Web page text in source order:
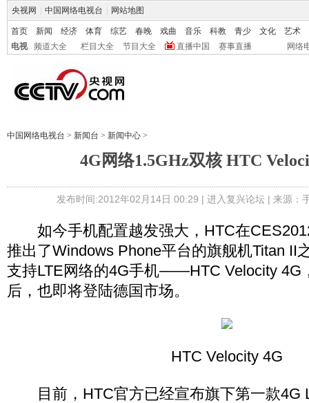
央视网 中国网络电视台 网站地图
首页 新闻 经济 体育 综艺 春晚 戏曲 音乐 科教 青少 文化
艺术
电视
频道大全 栏目大全 节目大全 直播中国 赛事直播 网络
中国网络电视台 > 新闻台 > 新闻中心 >
4G网络1.5GHz双核 HTC
发布时间:2012年02月14日 00:29 | 进入复兴论坛| 来源：
如今手机配置越发强大，HTC在
推出了Windows Phone平台的旗舰机Titan II
支持LTE网络的4G手机——HTC Velocity 4G
后，也即将登陆德国市场。
HTC Velocity 4G
目前，HTC官方已经宣布旗下第一款4G